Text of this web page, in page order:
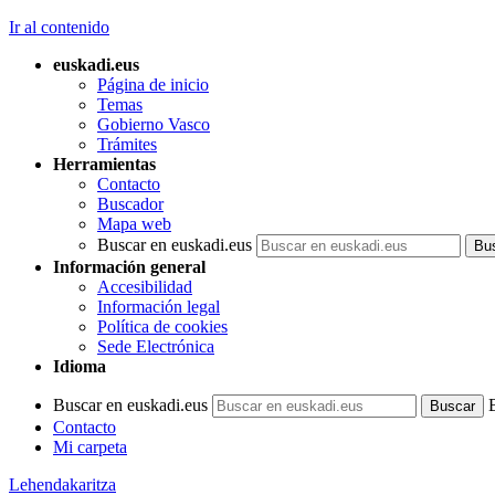
Ir al contenido
euskadi.eus
Página de inicio
Temas
Gobierno Vasco
Trámites
Herramientas
Contacto
Buscador
Mapa web
Buscar en euskadi.eus
Información general
Accesibilidad
Información legal
Política de cookies
Sede Electrónica
Idioma
Buscar en euskadi.eus
Contacto
Mi carpeta
Lehendakaritza